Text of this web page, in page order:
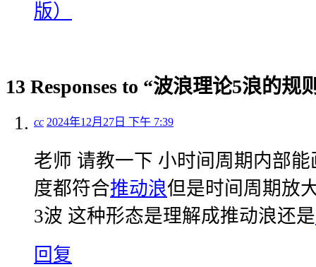
版）
13 Responses to “波浪理论5浪的规
cc 2024年12月27日 下午 7:39
老师 请教一下 小时间周期内部
度都符合推动浪但是时间周期放
3波 这种形态是理解成推动浪还是
回复